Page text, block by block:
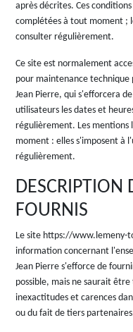
après décrites. Ces
complétées à tout moment ;
consulter régulièrement.
Ce site est normalement
pour maintenance technique
Jean Pierre, qui s'efforcera
utilisateurs les dates et
régulièrement. Les mentions
moment : elles s'imposent à
régulièrement.
DESCRIPTION
FOURNIS
Le site https://www.lemeny-
information concernant
Jean Pierre s'efforce de
possible, mais ne saurait être
inexactitudes et carences
ou du fait de tiers